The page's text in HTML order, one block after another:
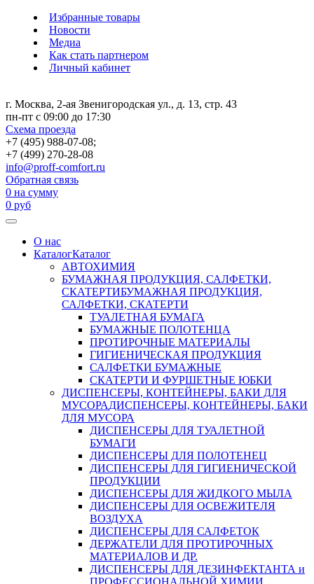
Избранные товары
Новости
Медиа
Как стать партнером
Личный кабинет
г. Москва, 2-ая Звенигородская ул., д. 13, стр. 43
пн-пт с 09:00 до 17:30
Схема проезда
+7 (495) 988-07-08;
+7 (499) 270-28-08
info@proff-comfort.ru
Обратная связь
0 на сумму
0 руб
О нас
КаталогКаталог
АВТОХИМИЯ
БУМАЖНАЯ ПРОДУКЦИЯ, САЛФЕТКИ,
СКАТЕРТИБУМАЖНАЯ ПРОДУКЦИЯ,
САЛФЕТКИ, СКАТЕРТИ
ТУАЛЕТНАЯ БУМАГА
БУМАЖНЫЕ ПОЛОТЕНЦА
ПРОТИРОЧНЫЕ МАТЕРИАЛЫ
ГИГИЕНИЧЕСКАЯ ПРОДУКЦИЯ
САЛФЕТКИ БУМАЖНЫЕ
СКАТЕРТИ И ФУРШЕТНЫЕ ЮБКИ
ДИСПЕНСЕРЫ, КОНТЕЙНЕРЫ, БАКИ ДЛЯ
МУСОРАДИСПЕНСЕРЫ, КОНТЕЙНЕРЫ, БАКИ
ДЛЯ МУСОРА
ДИСПЕНСЕРЫ ДЛЯ ТУАЛЕТНОЙ
БУМАГИ
ДИСПЕНСЕРЫ ДЛЯ ПОЛОТЕНЕЦ
ДИСПЕНСЕРЫ ДЛЯ ГИГИЕНИЧЕСКОЙ
ПРОДУКЦИИ
ДИСПЕНСЕРЫ ДЛЯ ЖИДКОГО МЫЛА
ДИСПЕНСЕРЫ ДЛЯ ОСВЕЖИТЕЛЯ
ВОЗДУХА
ДИСПЕНСЕРЫ ДЛЯ САЛФЕТОК
ДЕРЖАТЕЛИ ДЛЯ ПРОТИРОЧНЫХ
МАТЕРИАЛОВ И ДР.
ДИСПЕНСЕРЫ ДЛЯ ДЕЗИНФЕКТАНТА и
ПРОФЕССИОНАЛЬНОЙ ХИМИИ